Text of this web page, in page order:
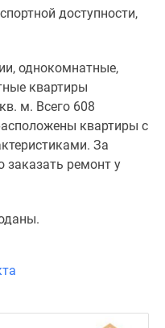
доступности,
однокомнатные,
квартиры
м. Всего 608
квартиры с
За
ремонт у